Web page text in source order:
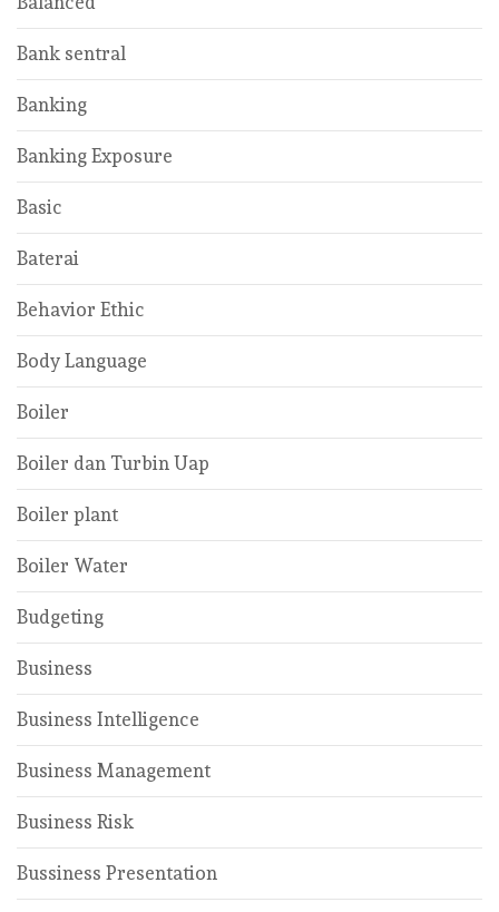
Bank sentral
Banking
Banking Exposure
Basic
Baterai
Behavior Ethic
Body Language
Boiler
Boiler dan Turbin Uap
Boiler plant
Boiler Water
Budgeting
Business
Business Intelligence
Business Management
Business Risk
Bussiness Presentation